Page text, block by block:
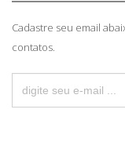
Cadastre seu email
contatos.